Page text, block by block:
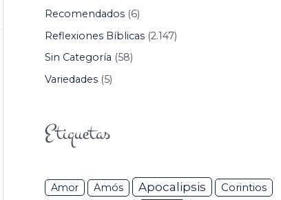
Recomendados(6)
Reflexiones Bíblicas(2.147)
Sin Categoría (58)
Variedades(5)
Etiquetas
Amor Amós Apocalipsis Corintios